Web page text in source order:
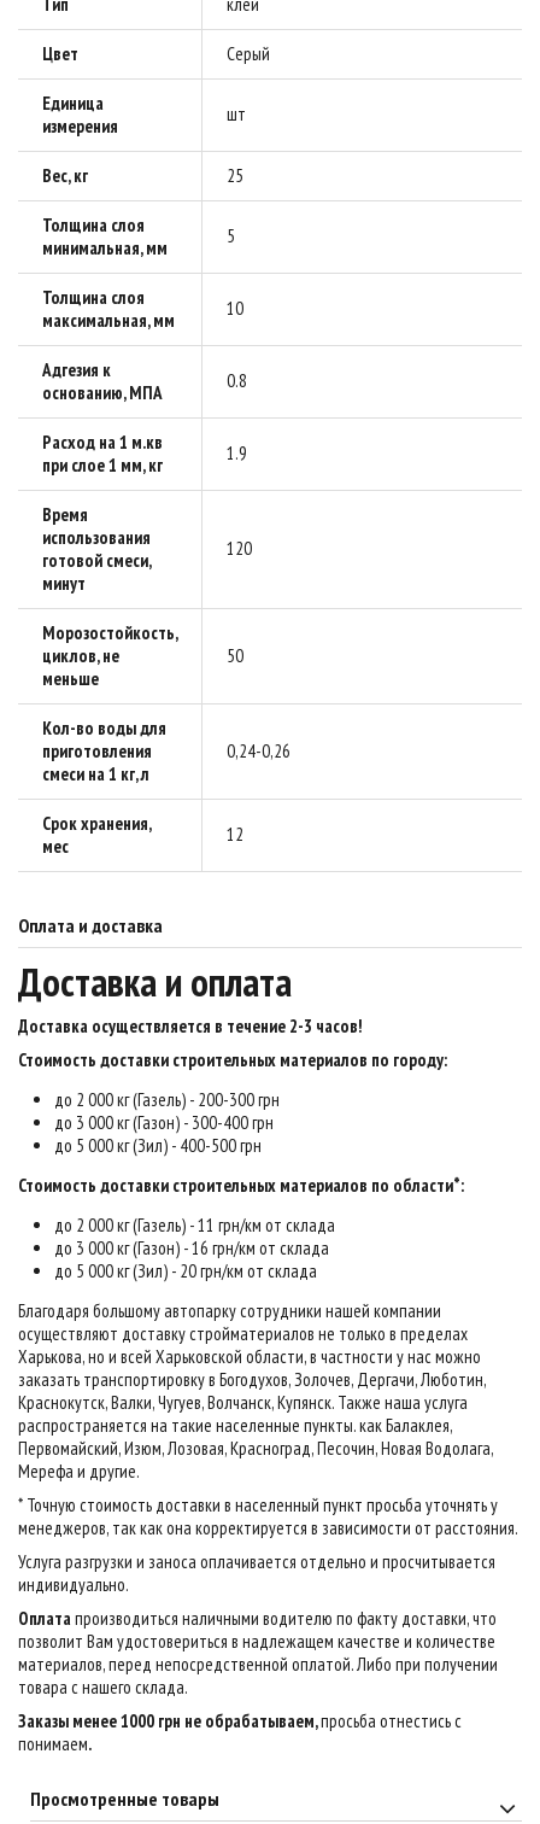
Цвет Серый
Единица
измерения
шт
Вес, кг 25
Толщина слоя
минимальная, мм
5
Толщина слоя
максимальная, мм
10
Адгезия к
основанию, МПА
0.8
Расход на 1 м.кв
при слое 1 мм, кг
1.9
Время
использования
готовой смеси,
минут
120
Морозостойкость,
циклов, не
меньше
50
Кол-во воды для
приготовления
смеси на 1 кг, л
0,24-0,26
Срок хранения,
мес
12
Оплата и доставка
Доставка и оплата
Доставка осуществляется в течение 2-3 часов!
Стоимость доставки строительных материалов по городу:
до 2 000 кг (Газель) - 200-300 грн
до 3 000 кг (Газон) - 300-400 грн
до 5 000 кг (Зил) - 400-500 грн
Стоимость доставки строительных материалов по области*:
до 2 000 кг (Газель) - 11 грн/км от склада
до 3 000 кг (Газон) - 16 грн/км от склада
до 5 000 кг (Зил) - 20 грн/км от склада
Благодаря большому автопарку сотрудники нашей компании
осуществляют доставку стройматериалов не только в пределах
Харькова, но и всей Харьковской области, в частности у нас можно
заказать транспортировку в Богодухов, Золочев, Дергачи, Люботин,
Краснокутск, Валки, Чугуев, Волчанск, Купянск. Также наша услуга
распространяется на такие населенные пункты. как Балаклея,
Первомайский, Изюм, Лозовая, Красноград, Песочин, Новая Водолага,
Мерефа и другие.
* Точную стоимость доставки в населенный пункт просьба уточнять у
менеджеров, так как она корректируется в зависимости от расстояния.
Услуга разгрузки и заноса оплачивается отдельно и просчитывается
индивидуально.
Оплатапроизводиться наличными водителю по факту доставки, что
позволит Вам удостовериться в надлежащем качестве и количестве
материалов, перед непосредственной оплатой. Либо при получении
товара с нашего склада.
Заказы менее 1000 грн не обрабатываем,просьба отнестись с
понимаем.
Просмотренные товары